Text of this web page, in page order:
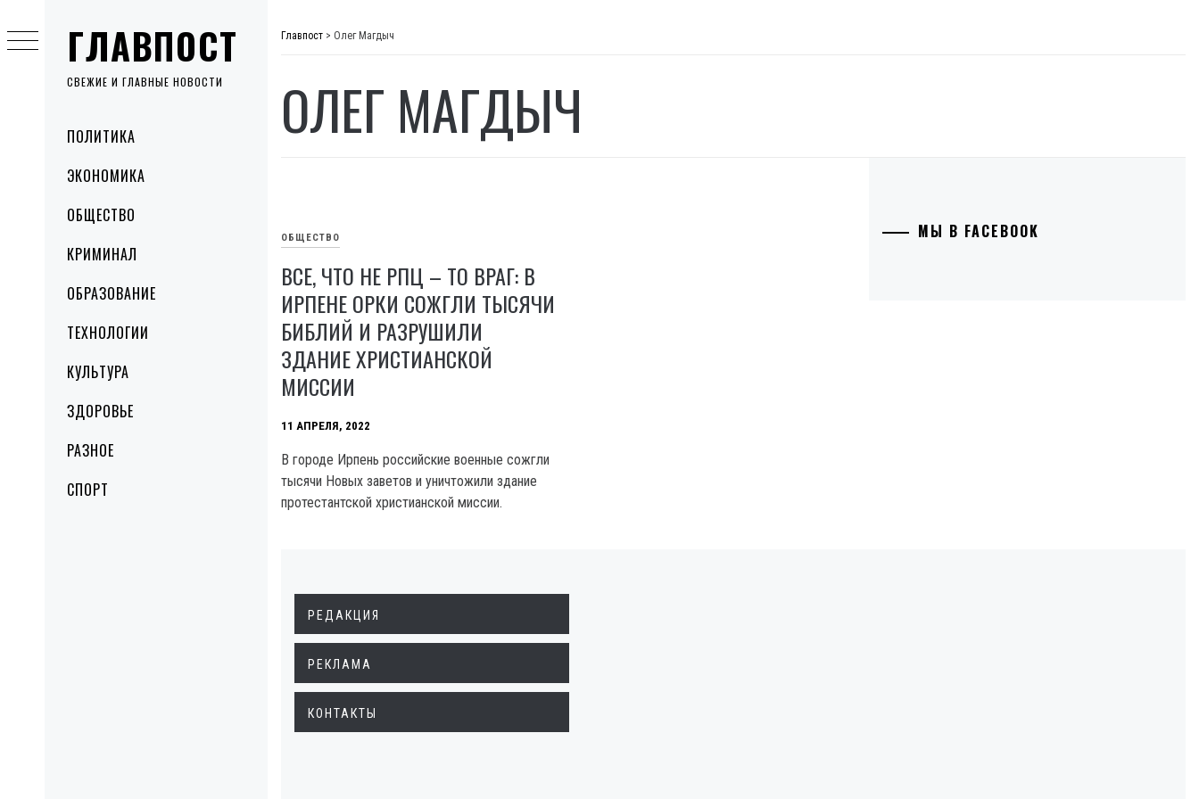
ГЛАВПОСТ
СВЕЖИЕ И ГЛАВНЫЕ НОВОСТИ
MenuПОЛИТИКА
ЭКОНОМИКА
ОБЩЕСТВО
КРИМИНАЛ
ОБРАЗОВАНИЕ
ТЕХНОЛОГИИ
КУЛЬТУРА
ЗДОРОВЬЕ
РАЗНОЕ
СПОРТ
to
content
Главпост > Олег Магдыч
ОЛЕГ МАГДЫЧ
ОБЩЕСТВО
ВСЕ, ЧТО НЕ РПЦ – ТО ВРАГ: В
ИРПЕНЕ ОРКИ СОЖГЛИ ТЫСЯЧИ
БИБЛИЙ И РАЗРУШИЛИ
ЗДАНИЕ ХРИСТИАНСКОЙ
МИССИИ
11 АПРЕЛЯ, 2022
В городе Ирпень российские военные сожгли
тысячи Новых заветов и уничтожили здание
протестантской христианской миссии.
МЫ В FACEBOOK
РЕДАКЦИЯ
РЕКЛАМА
КОНТАКТЫ